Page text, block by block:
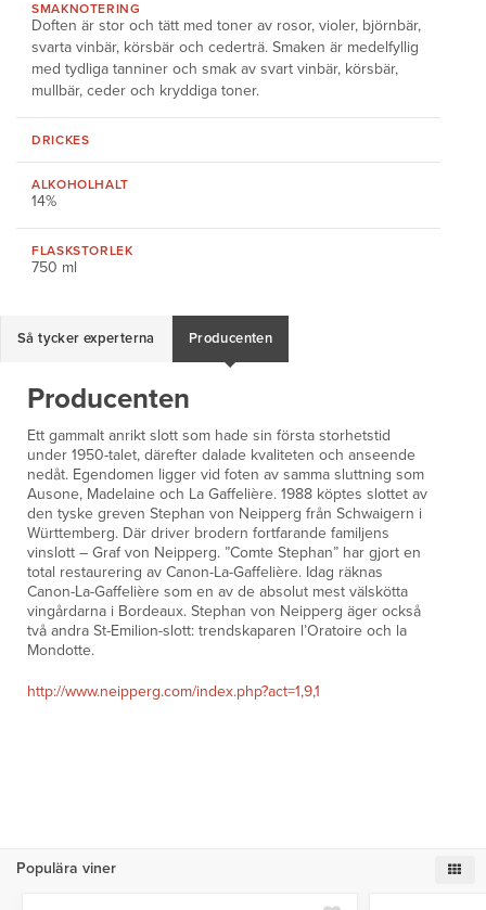
SMAKNOTERING
Doften är stor och tätt med toner av rosor, violer, björnbär,
svarta vinbär, körsbär och cederträ. Smaken är medelfyllig
med tydliga tanniner och smak av svart vinbär, körsbär,
mullbär, ceder och kryddiga toner.
DRICKES
ALKOHOLHALT
14%
FLASKSTORLEK
750 ml
Så tycker experterna Producenten
Producenten
Ett gammalt anrikt slott som hade sin första storhetstid
under 1950-talet, därefter dalade kvaliteten och anseende
nedåt. Egendomen ligger vid foten av samma sluttning som
Ausone, Madelaine och La Gaffelière. 1988 köptes slottet av
den tyske greven Stephan von Neipperg från Schwaigern i
Württemberg. Där driver brodern fortfarande familjens
vinslott – Graf von Neipperg. ”Comte Stephan” har gjort en
total restaurering av Canon-La-Gaffelière. Idag räknas
Canon-La-Gaffelière som en av de absolut mest välskötta
vingårdarna i Bordeaux. Stephan von Neipperg äger också
två andra St-Emilion-slott: trendskaparen l’Oratoire och la
Mondotte.
http://www.neipperg.com/index.php?act=1,9,1
Populära viner